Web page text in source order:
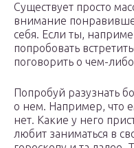
Существует просто
внимание
себя. Если ты,
попробовать
поговорить о чем-
Попробуй разузнать
о нем. Например, что
нет. Какие у него
любит заниматься в